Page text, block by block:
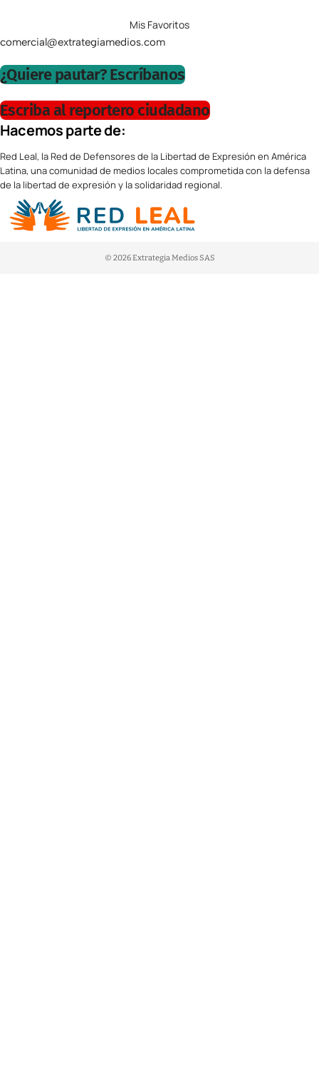
Mis Favoritos
comercial@extrategiamedios.com
¿Quiere pautar? Escríbanos
Escriba al reportero ciudadano
Hacemos parte de:
Red Leal, la Red de Defensores de la Libertad de Expresión en América
Latina, una comunidad de medios locales comprometida con la defensa
de la libertad de expresión y la solidaridad regional.
© 2026 Extrategia Medios SAS